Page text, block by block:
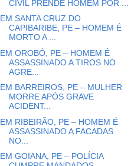
CIVIL PRENDE HOMEM POR ...
EM SANTA CRUZ DO
CAPIBARIBE, PE – HOMEM É
MORTO A ...
EM OROBÓ, PE – HOMEM É
ASSASSINADO A TIROS NO
AGRE...
EM BARREIROS, PE – MULHER
MORRE APÓS GRAVE
ACIDENT...
EM RIBEIRÃO, PE – HOMEM É
ASSASSINADO A FACADAS
NO...
EM GOIANA, PE – POLÍCIA